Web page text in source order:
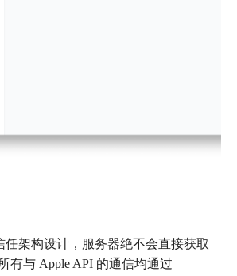
任架构设计，服务器绝不会直接获取
有与 Apple API 的通信均通过